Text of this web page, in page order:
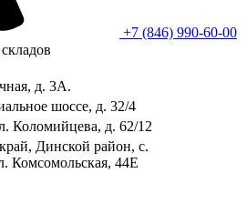
+7 (846) 990-60-00
д. 3А.
шоссе, д. 32/4
Коломийцева, д. 62/12
Динской район, с.
Комсомольская, 44Е